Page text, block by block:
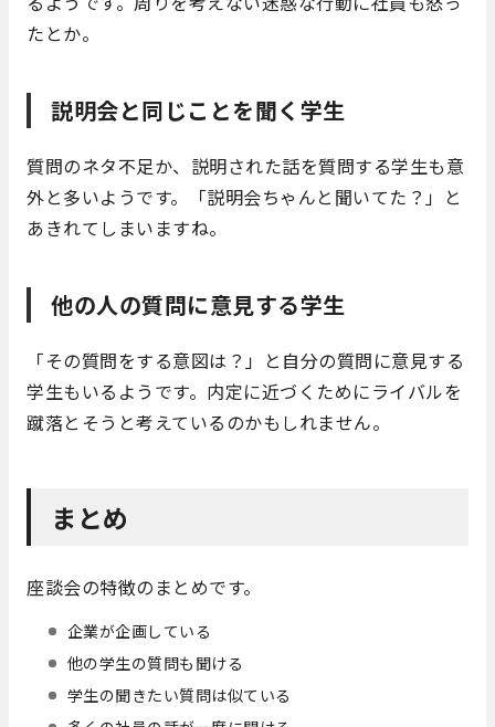
たとか。
説明会と同じことを聞く学生
質問のネタ不足か、説明された話を質問する学生も意
外と多いようです。「説明会ちゃんと聞いてた？」と
あきれてしまいますね。
他の人の質問に意見する学生
「その質問をする意図は？」と自分の質問に意見する
学生もいるようです。内定に近づくためにライバルを
蹴落とそうと考えているのかもしれません。
まとめ
座談会の特徴のまとめです。
企業が企画している
他の学生の質問も聞ける
学生の聞きたい質問は似ている